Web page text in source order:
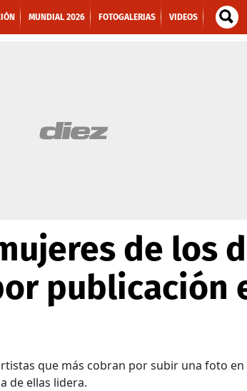
MUNDIAL 2026 FOTOGALERIAS VIDEOS
de los
publicación
que más cobran por subir una foto
de ellas lidera.